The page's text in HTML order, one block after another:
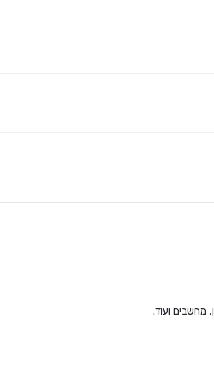
מחשבים ועוד.